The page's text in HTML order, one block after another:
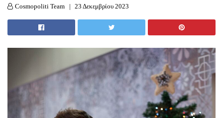
Cosmopoliti Team 23 Δεκεμβρίου 2023